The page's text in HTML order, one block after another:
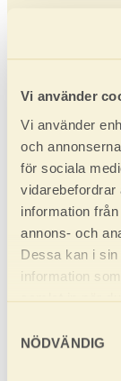
Vi använder
Vi använder
och
för sociala
vidarebefordrar
information
annons- och
Dessa kan i
information
samlat in när
NÖDVÄNDIG
Produktblad
Mått- och
Har du
0952-550 10
E-post:
HUSTYP